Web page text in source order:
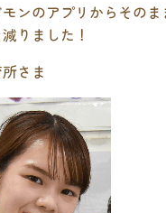
ンのアプリからその
りました！
さま